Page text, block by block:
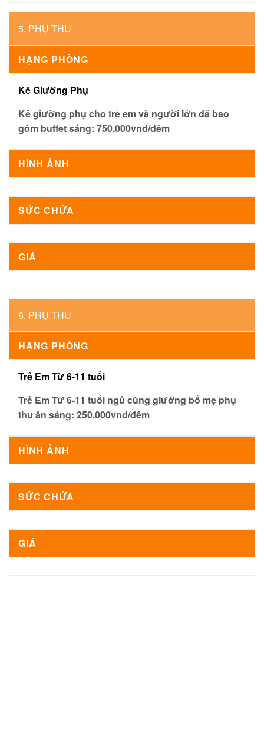
5. PHỤ THU
HẠNG PHÒNG
Kê Giường Phụ
Kê giường phụ cho trẻ em và người lớn đã bao
gồm buffet sáng: 750.000vnd/đêm
HÌNH ẢNH
SỨC CHỨA
GIÁ
6. PHỤ THU
HẠNG PHÒNG
Trẻ Em Từ 6-11 tuổi
Trẻ Em Từ 6-11 tuổi ngủ cùng giường bố mẹ phụ
thu ăn sáng: 250.000vnd/đêm
HÌNH ẢNH
SỨC CHỨA
GIÁ